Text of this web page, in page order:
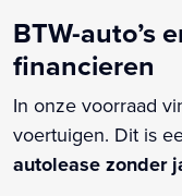
BTW-auto’s
financieren
In onze voorraad
voertuigen. Dit is
autolease zonder